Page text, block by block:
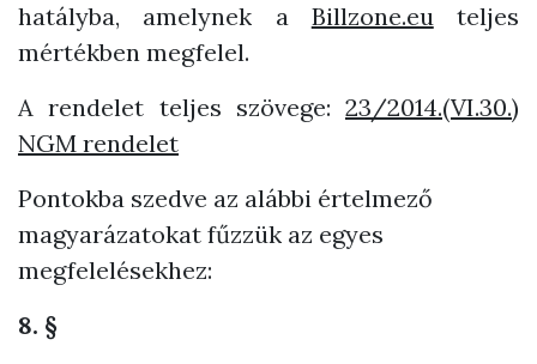
hatályba, amelynek a Billzone.euteljes
mértékben megfelel.
A rendelet teljes szövege: 23/2014.(VI.30.)
NGM rendelet
Pontokba szedve az alábbi értelmező
magyarázatokat fűzzük az egyes
megfelelésekhez:
8. §